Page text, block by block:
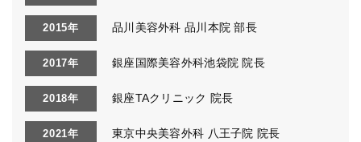
2015年 品川美容外科 品川本院 部長
2017年 銀座国際美容外科池袋院 院長
2018年 銀座TAクリニック 院長
2021年 東京中央美容外科 八王子院 院長